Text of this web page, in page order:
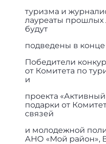
туризма и
лауреаты прошлых
будут
подведены в
Победители
от Комитета по
и
проекта
подарки от
связей
и молодежной
АНО «Мой район»,